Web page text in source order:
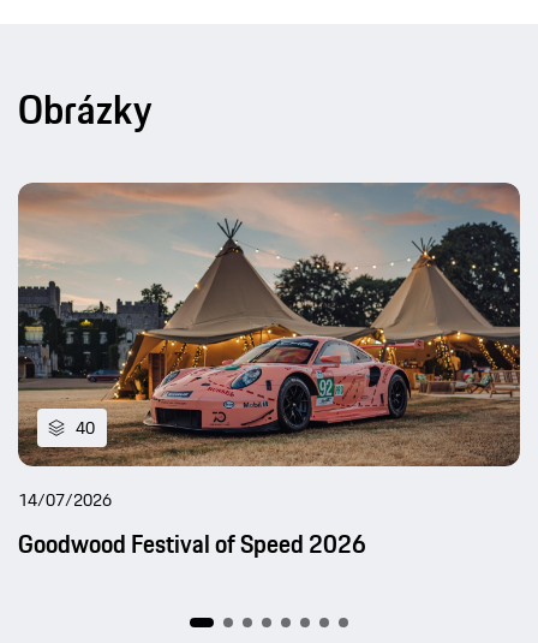
Obrázky
40
14/07/2026
Goodwood Festival of Speed 2026